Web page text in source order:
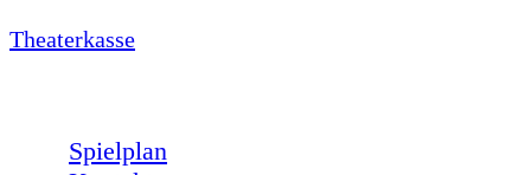
Theaterkasse
Spielplan